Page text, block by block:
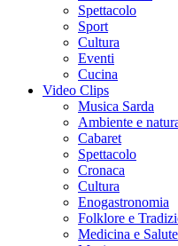
Spettacolo
Sport
Cultura
Eventi
Cucina
Video Clips
Musica Sarda
Ambiente e
Cabaret
Spettacolo
Cronaca
Cultura
Enogastronomia
Folklore e
Medicina e Salute